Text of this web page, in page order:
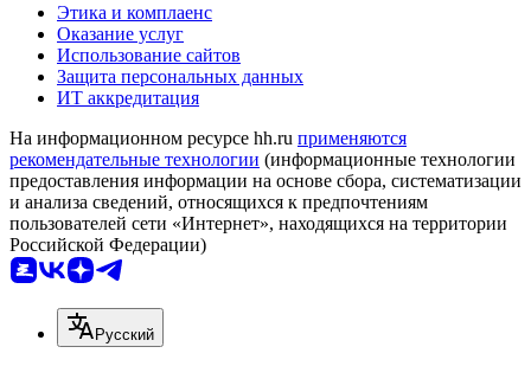
Этика и комплаенс
Оказание услуг
Использование сайтов
Защита персональных данных
ИТ аккредитация
На информационном ресурсе hh.ru применяются
рекомендательные технологии (информационные технологии
предоставления информации на основе сбора, систематизации
и анализа сведений, относящихся к предпочтениям
пользователей сети «Интернет», находящихся на территории
Российской Федерации)
Русский